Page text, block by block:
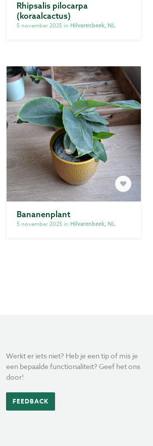
Rhipsalis pilocarpa
(koraalcactus)
5 november 2025 in Hilvarenbeek, NL
Bananenplant
5 november 2025 in Hilvarenbeek, NL
Werkt er iets niet? Heb je een tip of mis je
een bepaalde functionaliteit? Geef het ons
door!
FEEDBACK